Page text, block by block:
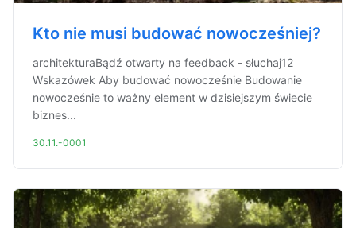
Kto nie musi budować nowocześniej?
architekturaBądź otwarty na feedback - słuchaj12
Wskazówek Aby budować nowocześnie Budowanie
nowocześnie to ważny element w dzisiejszym świecie
biznes...
30.11.-0001